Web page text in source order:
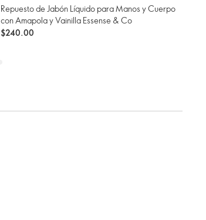
Repuesto de Jabón Líquido para Manos y Cuerpo
con Amapola y Vainilla Essense & Co
$240.00